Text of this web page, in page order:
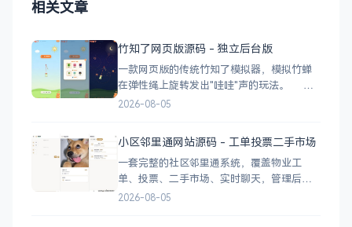
相关文章
竹知了网页版源码 - 独立后台版
一款网页版的传统竹知了模拟器，模拟竹蝉
在弹性绳上旋转发出"哇哇"声的玩法。 核
心功能 网页版运行，无需下载 独立后台管
2026-08-05
小区邻里通网站源码 - 工单投票二手市场
一套完整的社区邻里通系统，覆盖物业工
单、投票、二手市场、实时聊天，管理后台
一应俱全。 前台功能 九宫格快捷菜单 +
2026-08-05